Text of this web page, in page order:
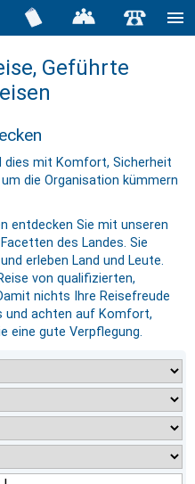
Geführte
dies mit Komfort, Sicherheit
die Organisation kümmern
entdecken Sie mit unseren
des Landes. Sie
erleben Land und Leute.
von qualifizierten,
nichts Ihre Reisefreude
und achten auf Komfort,
eine gute Verpflegung.